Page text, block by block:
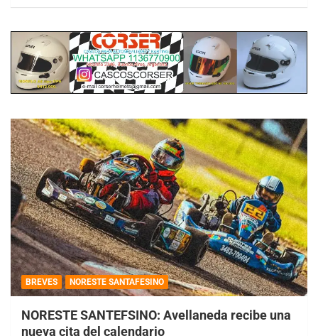
BREVES NORESTE SANTAFESINO
NORESTE SANTEFSINO: Avellaneda recibe una
nueva cita del calendario